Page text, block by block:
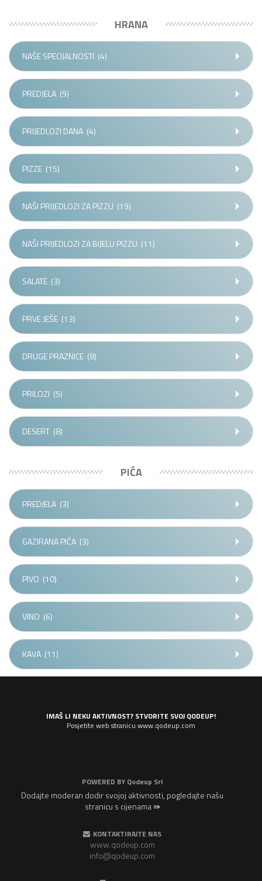
HRANA
NAŠE SPECIJALNOSTI (4)
PREDJELA (9)
PRIJEDLOZI DANA (4)
PIZZE (15)
NAŠI PRIJEDLOZI ZA PIZZU (19)
NAŠI PRIJEDLOZI ZA BIJELU PIZZU (11)
SALATE (3)
PRVE JEŠE (13)
DRUGE PRAZNICE (8)
PRILOZI (5)
DESERT (8)
PIĆA
PREDJELA (3)
GAZIRANA PIĆA (3)
PIVO (10)
VINO (6)
KAVA (11)
IMAŠ LI NEKU AKTIVNOST? STVORITE SVOJ QODEUP!
Posjetite web stranicu www.qodeup.com
POWERED BY Qodeup Srl
Dodajte moderan dodir svojoj aktivnosti, pogledajte našu
stranicu s cijenama ⇛
KONTAKTIRAJTE NAS
www.qodeup.com
info@qodeup.com